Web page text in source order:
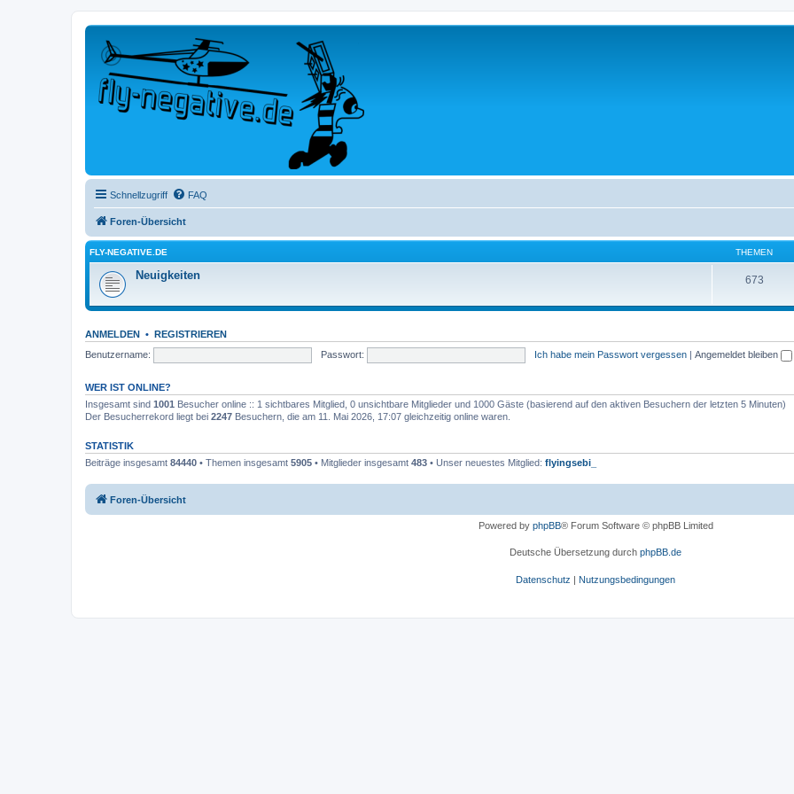
Schnellzugriff FAQ
Foren-Übersicht
FLY-NEGATIVE.DE THEMEN
Neuigkeiten 673
ANMELDEN • REGISTRIEREN
Benutzername:
Passwort: Ich habe mein Passwort vergessen | Angemeldet bleiben
WER IST ONLINE?
Insgesamt sind 1001 Besucher online :: 1 sichtbares Mitglied, 0 unsichtbare Mitglieder und 1000 Gäste (basierend auf den aktiven Besuchern der letzten 5 Minuten)
Der Besucherrekord liegt bei 2247 Besuchern, die am 11. Mai 2026, 17:07 gleichzeitig online waren.
STATISTIK
Beiträge insgesamt 84440 • Themen insgesamt 5905 • Mitglieder insgesamt 483 • Unser neuestes Mitglied: flyingsebi_
Foren-Übersicht
Powered by phpBB® Forum Software © phpBB Limited
Deutsche Übersetzung durch phpBB.de
Datenschutz | Nutzungsbedingungen